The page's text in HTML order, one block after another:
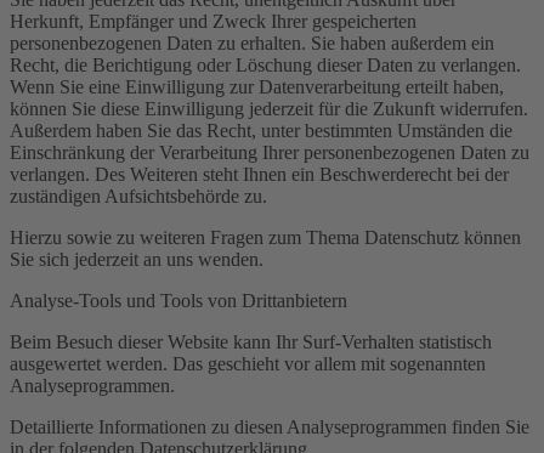
Herkunft, Empfänger und Zweck Ihrer gespeicherten
personenbezogenen Daten zu erhalten. Sie haben außerdem ein
Recht, die Berichtigung oder Löschung dieser Daten zu verlangen.
Wenn Sie eine Einwilligung zur Datenverarbeitung erteilt haben,
können Sie diese Einwilligung jederzeit für die Zukunft widerrufen.
Außerdem haben Sie das Recht, unter bestimmten Umständen die
Einschränkung der Verarbeitung Ihrer personenbezogenen Daten zu
verlangen. Des Weiteren steht Ihnen ein Beschwerderecht bei der
zuständigen Aufsichtsbehörde zu.
Hierzu sowie zu weiteren Fragen zum Thema Datenschutz können
Sie sich jederzeit an uns wenden.
Analyse-Tools und Tools von Dritt­anbietern
Beim Besuch dieser Website kann Ihr Surf-Verhalten statistisch
ausgewertet werden. Das geschieht vor allem mit sogenannten
Analyseprogrammen.
Detaillierte Informationen zu diesen Analyseprogrammen finden Sie